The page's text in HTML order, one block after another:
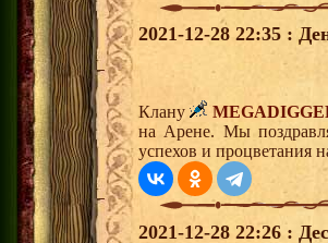
2021-12-28 22:35 :
Клану
на Арене. Мы
успехов и процветания
2021-12-28 22:26 :